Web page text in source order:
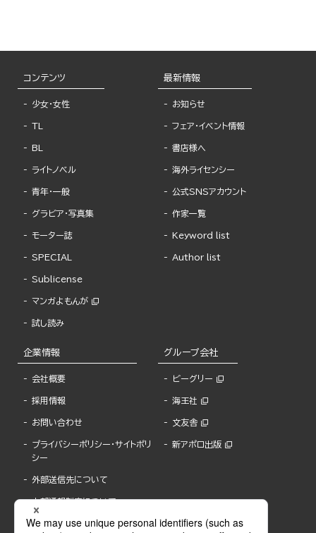
コンテンツ
少女・女性
TL
BL
ライトノベル
青年・一般
グラビア・写真集
モーター誌
SPECIAL
Sublicense
マンガよもんが
試し読み
最新情報
お知らせ
フェア・イベント情報
書店様へ
海外ライセンシー
公式SNSアカウント
作家一覧
Keyword list
Author list
企業情報
会社概要
採用情報
お問い合わせ
プライバシーポリシー・サイトポリ
シー
外部送信先について
内部通報制度について
グループ会社
ビーグリー
海王社
文友舎
新アポロ出版